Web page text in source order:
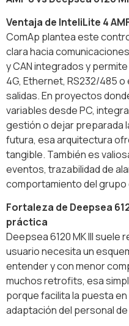
Ventaja de InteliLite 4
ComAp plantea este
clara hacia
y CAN integrados y
4G, Ethernet, RS232/485
salidas. En proyectos
variables desde PC,
gestión o dejar preparada
futura, esa arquitectura
tangible. También es
eventos, trazabilidad de
comportamiento del
Fortaleza de Deepsea
práctica
Deepsea 6120 MK III suele
usuario necesita un
entender y con menor
muchos retrofits, esa
porque facilita la puesta
adaptación del personal